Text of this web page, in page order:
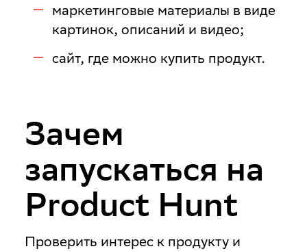
маркетинговые материалы в виде
картинок, описаний и видео;
сайт, где можно купить продукт.
Зачем
запускаться на
Product Hunt
Проверить интерес к продукту и